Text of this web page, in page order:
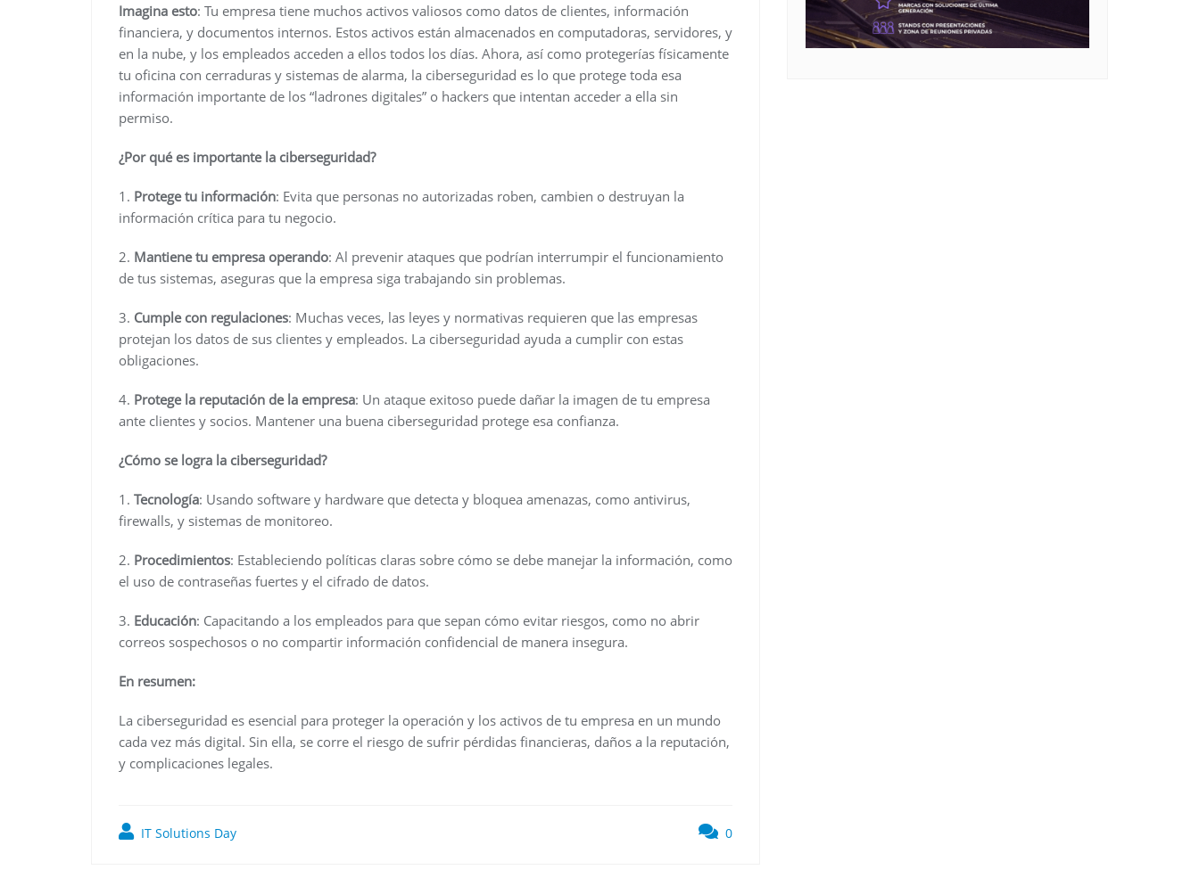
Imagina esto: Tu empresa tiene muchos activos valiosos como datos de clientes, información
financiera, y documentos internos. Estos activos están almacenados en computadoras, servidores, y
en la nube, y los empleados acceden a ellos todos los días. Ahora, así como protegerías físicamente
tu oficina con cerraduras y sistemas de alarma, la ciberseguridad es lo que protege toda esa
información importante de los “ladrones digitales” o hackers que intentan acceder a ella sin
permiso.
¿Por qué es importante la ciberseguridad?
1. Protege tu información: Evita que personas no autorizadas roben, cambien o destruyan la
información crítica para tu negocio.
2. Mantiene tu empresa operando: Al prevenir ataques que podrían interrumpir el funcionamiento
de tus sistemas, aseguras que la empresa siga trabajando sin problemas.
3. Cumple con regulaciones: Muchas veces, las leyes y normativas requieren que las empresas
protejan los datos de sus clientes y empleados. La ciberseguridad ayuda a cumplir con estas
obligaciones.
4. Protege la reputación de la empresa: Un ataque exitoso puede dañar la imagen de tu empresa
ante clientes y socios. Mantener una buena ciberseguridad protege esa confianza.
¿Cómo se logra la ciberseguridad?
1. Tecnología: Usando software y hardware que detecta y bloquea amenazas, como antivirus,
firewalls, y sistemas de monitoreo.
2. Procedimientos: Estableciendo políticas claras sobre cómo se debe manejar la información, como
el uso de contraseñas fuertes y el cifrado de datos.
3. Educación: Capacitando a los empleados para que sepan cómo evitar riesgos, como no abrir
correos sospechosos o no compartir información confidencial de manera insegura.
En resumen:
La ciberseguridad es esencial para proteger la operación y los activos de tu empresa en un mundo
cada vez más digital. Sin ella, se corre el riesgo de sufrir pérdidas financieras, daños a la reputación,
y complicaciones legales.
IT Solutions Day 0